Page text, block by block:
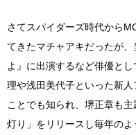
さてスパイダーズ時代から
てきたマチャアキだったが
よ』に出演するなど俳優と
理や浅田美代子といった新
ことでも知られ、堺正章も
灯り」をリリースし毎年の